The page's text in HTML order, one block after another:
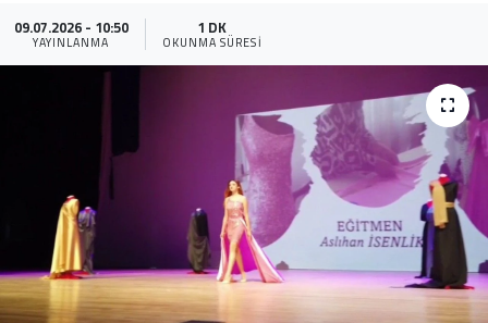
09.07.2026 - 10:50
YAYINLANMA
1 DK
OKUNMA SÜRESI
Teknoloji
Sağlık
Yazarlar
Resmi İlan